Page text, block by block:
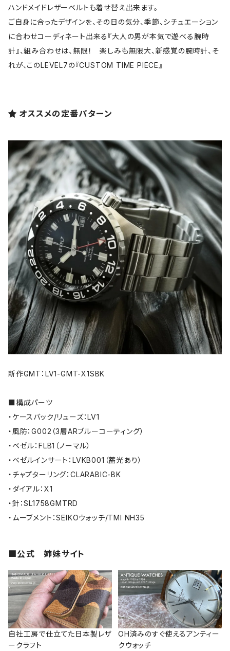
ハンドメイドレザーベルトも着せ替え出来ます。
ご自身に合ったデザインを、その日の気分、季節、シチュエーション
に合わせコーディネート出来る『大人の男が本気で遊べる腕時
計』、組み合わせは、無限！ 楽しみも無限大、新感覚の腕時計、そ
れが、このLEVEL7の『CUSTOM TIME PIECE』
オススメの定番パターン
新作GMT：LV1-GMT-X1SBK
■構成パーツ
・ケースバック/リューズ：LV1
・風防：G002（3層ARブルーコーティング）
・ベゼル：FLB1（ノーマル）
・ベゼルインサート：LVKB001（蓄光あり）
・チャプターリング：CLARABIC-BK
・ダイアル：X1
・針：SL1758GMTRD
・ムーブメント：SEIKOウォッチ/TMI NH35
■公式 姉妹サイト
自社工房で仕立てた日本製レザ
ークラフト
OH済みのすぐ使えるアンティー
クウォッチ